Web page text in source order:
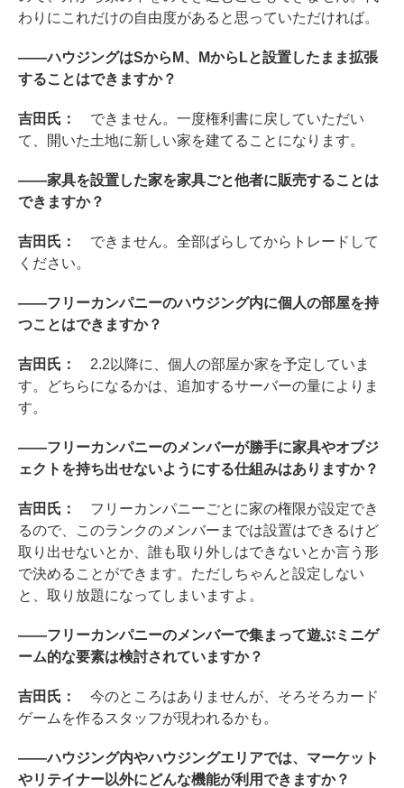
わりにこれだけの自由度があると思っていただければ。
――ハウジングはSからM、MからLと設置したまま拡張
することはできますか？
吉田氏： できません。一度権利書に戻していただい
て、開いた土地に新しい家を建てることになります。
――家具を設置した家を家具ごと他者に販売することは
できますか？
吉田氏： できません。全部ばらしてからトレードして
ください。
――フリーカンパニーのハウジング内に個人の部屋を持
つことはできますか？
吉田氏： 2.2以降に、個人の部屋か家を予定していま
す。どちらになるかは、追加するサーバーの量によりま
す。
――フリーカンパニーのメンバーが勝手に家具やオブジ
ェクトを持ち出せないようにする仕組みはありますか？
吉田氏： フリーカンパニーごとに家の権限が設定でき
るので、このランクのメンバーまでは設置はできるけど
取り出せないとか、誰も取り外しはできないとか言う形
で決めることができます。ただしちゃんと設定しない
と、取り放題になってしまいますよ。
――フリーカンパニーのメンバーで集まって遊ぶミニゲ
ーム的な要素は検討されていますか？
吉田氏： 今のところはありませんが、そろそろカード
ゲームを作るスタッフが現われるかも。
――ハウジング内やハウジングエリアでは、マーケット
やリテイナー以外にどんな機能が利用できますか？